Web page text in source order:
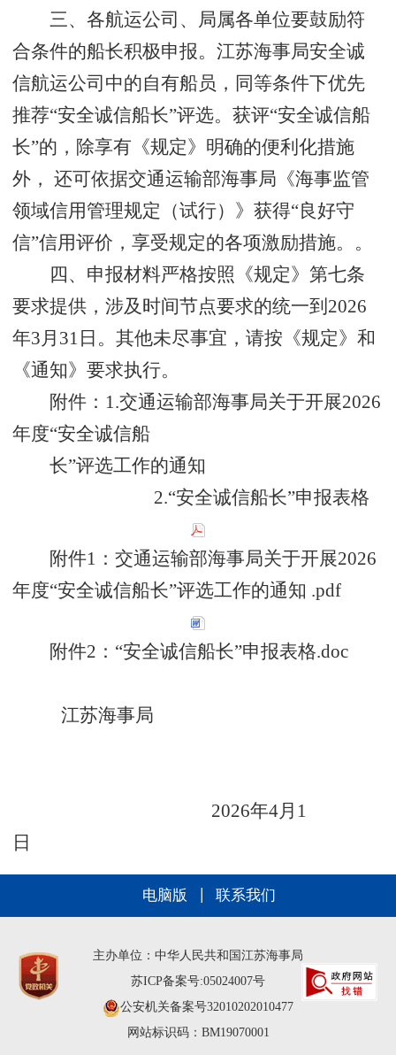
三、各航运公司、 局属各单位要鼓励符
合条件的船长积极申报。江苏海事局安全诚
信航运公司中的自有船员，同等条件下优先
推荐“安全诚信船长”评选。获评“安全诚信船
长”的 ， 除享有《规定》明确的便利化措施
外， 还可依据交通运输部海事局《海事监管
领域信用管理规定（试行）》获得“良好守
信”信用评价，享受规定的各项激励措施。 。
四 、 申报材料严格按照《规定》第七条
要求提供，涉及时间节点要求的统一到 2026
年3月 31 日 。其他未尽事宜，请按《规定》和
《通知》要求执行。
附件： 1.交通运输部海事局关于开展2026
年度“安全诚信船
长”评选工作的通知
2.“安全诚信船长”申报表格
附件1：交通运输部海事局关于开展2026
年度“安全诚信船长”评选工作的通知 .pdf
附件2：“安全诚信船长”申报表格.doc
江苏海事局
2026年4月 1
日
电脑版 联系我们
主办单位：中华人民共和国江苏海事局
苏ICP备案号:05024007号
公安机关备案号32010202010477
网站标识码：BM19070001